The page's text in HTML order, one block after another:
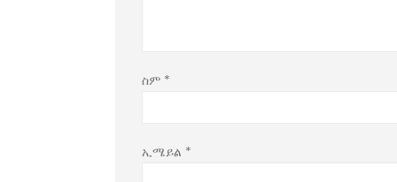
ስም *
ኢሜይል *